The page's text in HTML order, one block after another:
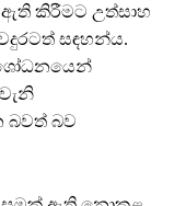
කිරීමට උත්සාහ
සඳහන්ය.
බවත් බව